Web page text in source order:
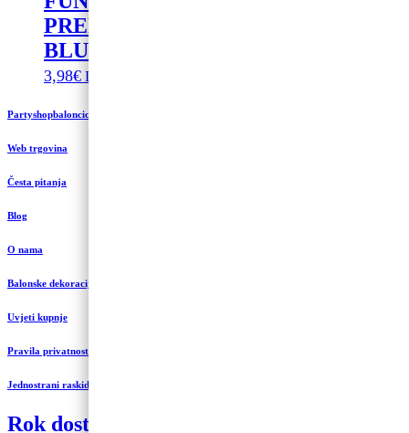
PREHRAMBENA BOJA – ROYAL
BLUE 30G
3,98€ Dodaj u košaricu
Partyshopbaloncic.hr
Web trgovina
Česta pitanja
Blog
O nama
Balonske dekoracije i uređenje
Uvjeti kupnje
Pravila privatnosti
Jednostrani raskid ugovora
Rok dostave 3 do 5 radnih dana